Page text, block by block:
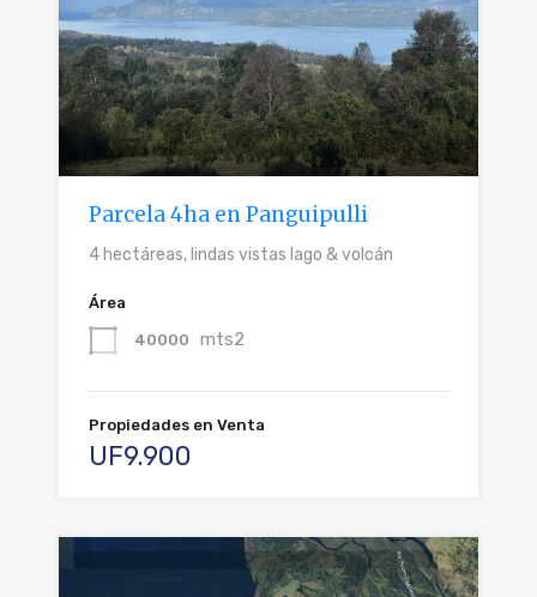
Parcela 4ha en Panguipulli
4 hectáreas, lindas vistas lago & volcán
Área
40000 mts2
Propiedades en Venta
UF9.900